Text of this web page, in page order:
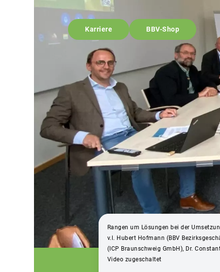
Karriere BBV-Shop
Rangen um Lösungen bei der
v.l. Hubert Hofmann (BBV
(ICP Braunschweig GmbH), Dr.
Video zugeschaltet